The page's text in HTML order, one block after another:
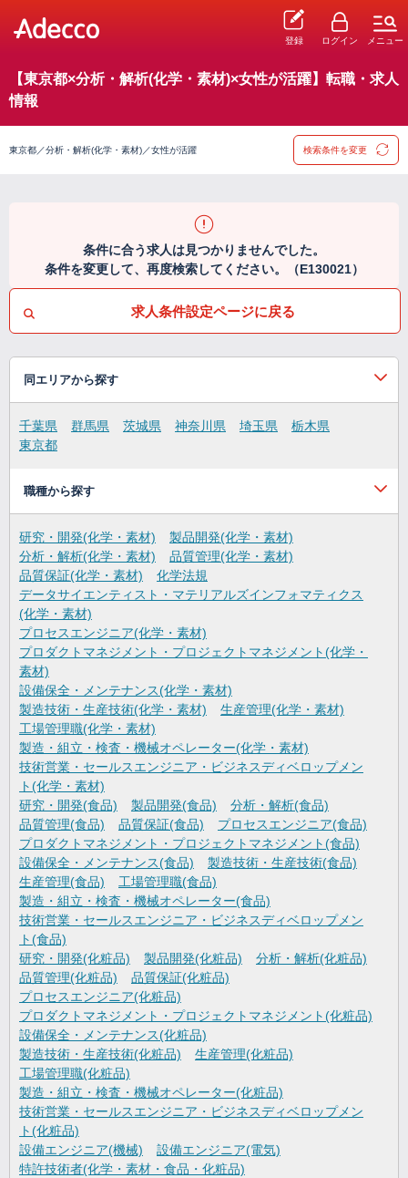
登録 ログイン メニュー
【東京都×分析・解析(化学・素材)×女性が活躍】転職・求人
情報
東京都／分析・解析(化学・素材)／女性が活躍 検索条件を変更
条件に合う求人は見つかりませんでした。
条件を変更して、再度検索してください。（E130021）
求人条件設定ページに戻る
同エリアから探す
千葉県 群馬県 茨城県 神奈川県 埼玉県
栃木県
東京都
職種から探す
研究・開発(化学・素材)
製品開発(化学・素材)
分析・解析(化学・素材)
品質管理(化学・素材)
品質保証(化学・素材)
化学法規
データサイエンティスト・マテリアルズインフォマティクス
(化学・素材)
プロセスエンジニア(化学・素材)
プロダクトマネジメント・プロジェクトマネジメント(化学・
素材)
設備保全・メンテナンス(化学・素材)
製造技術・生産技術(化学・素材)
生産管理(化学・素材)
工場管理職(化学・素材)
製造・組立・検査・機械オペレーター(化学・素材)
技術営業・セールスエンジニア・ビジネスディベロップメン
ト(化学・素材)
研究・開発(食品)
製品開発(食品)
分析・解析(食品)
品質管理(食品)
品質保証(食品)
プロセスエンジニア(食品)
プロダクトマネジメント・プロジェクトマネジメント(食品)
設備保全・メンテナンス(食品)
製造技術・生産技術(食品)
生産管理(食品)
工場管理職(食品)
製造・組立・検査・機械オペレーター(食品)
技術営業・セールスエンジニア・ビジネスディベロップメン
ト(食品)
研究・開発(化粧品)
製品開発(化粧品)
分析・解析(化粧品)
品質管理(化粧品)
品質保証(化粧品)
プロセスエンジニア(化粧品)
プロダクトマネジメント・プロジェクトマネジメント(化粧品)
設備保全・メンテナンス(化粧品)
製造技術・生産技術(化粧品)
生産管理(化粧品)
工場管理職(化粧品)
製造・組立・検査・機械オペレーター(化粧品)
技術営業・セールスエンジニア・ビジネスディベロップメン
ト(化粧品)
設備エンジニア(機械)
設備エンジニア(電気)
特許技術者(化学・素材・食品・化粧品)